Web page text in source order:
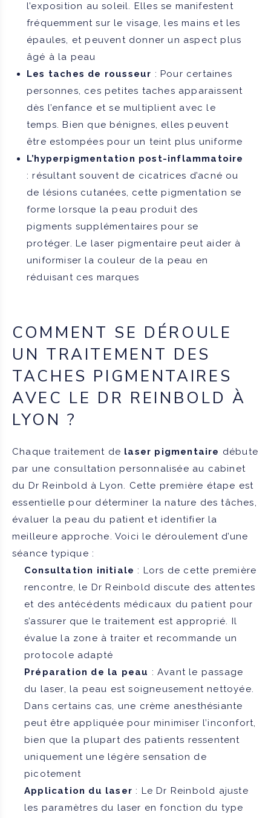
l’exposition au soleil. Elles se manifestent
fréquemment sur le visage, les mains et les
épaules, et peuvent donner un aspect plus
âgé à la peau
Les taches de rousseur : Pour certaines
personnes, ces petites taches apparaissent
dès l’enfance et se multiplient avec le
temps. Bien que bénignes, elles peuvent
être estompées pour un teint plus uniforme
L’hyperpigmentation post-inflammatoire
: résultant souvent de cicatrices d’acné ou
de lésions cutanées, cette pigmentation se
forme lorsque la peau produit des
pigments supplémentaires pour se
protéger. Le laser pigmentaire peut aider à
uniformiser la couleur de la peau en
réduisant ces marques
COMMENT SE DÉROULE
UN TRAITEMENT DES
TACHES PIGMENTAIRES
AVEC LE DR REINBOLD À
LYON ?
Chaque traitement de laser pigmentaire débute
par une consultation personnalisée au cabinet
du Dr Reinbold à Lyon. Cette première étape est
essentielle pour déterminer la nature des tâches,
évaluer la peau du patient et identifier la
meilleure approche. Voici le déroulement d’une
séance typique :
Consultation initiale : Lors de cette première
rencontre, le Dr Reinbold discute des attentes
et des antécédents médicaux du patient pour
s’assurer que le traitement est approprié. Il
évalue la zone à traiter et recommande un
protocole adapté
Préparation de la peau : Avant le passage
du laser, la peau est soigneusement nettoyée.
Dans certains cas, une crème anesthésiante
peut être appliquée pour minimiser l’inconfort,
bien que la plupart des patients ressentent
uniquement une légère sensation de
picotement
Application du laser : Le Dr Reinbold ajuste
les paramètres du laser en fonction du type